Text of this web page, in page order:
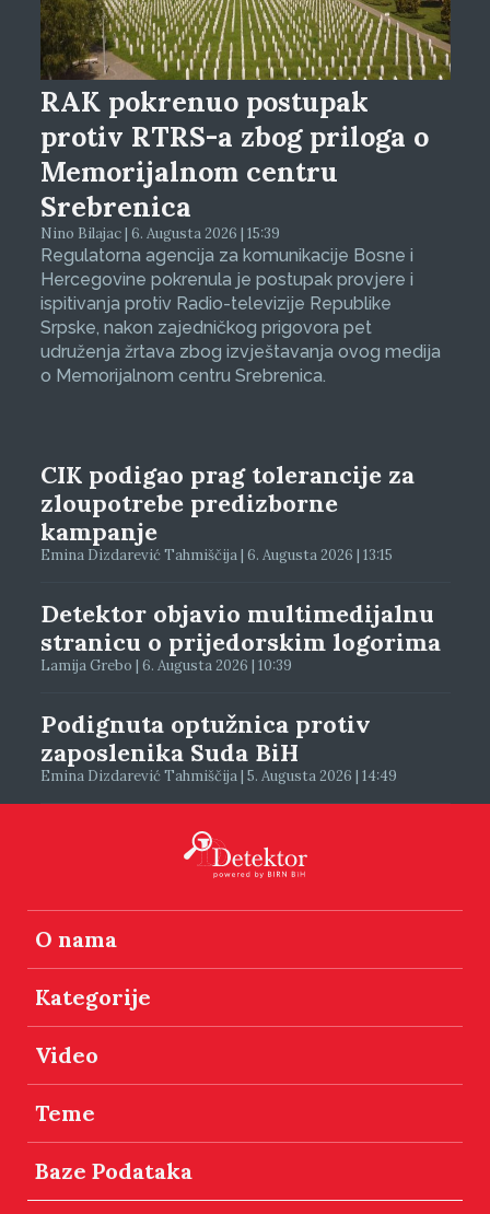
RAK pokrenuo postupak
protiv RTRS-a zbog priloga o
Memorijalnom centru
Srebrenica
Nino Bilajac | 6. Augusta 2026 | 15:39
Regulatorna agencija za komunikacije Bosne i
Hercegovine pokrenula je postupak provjere i
ispitivanja protiv Radio-televizije Republike
Srpske, nakon zajedničkog prigovora pet
udruženja žrtava zbog izvještavanja ovog medija
o Memorijalnom centru Srebrenica.
CIK podigao prag tolerancije za
zloupotrebe predizborne
kampanje
Emina Dizdarević Tahmiščija | 6. Augusta 2026 | 13:15
Detektor objavio multimedijalnu
stranicu o prijedorskim logorima
Lamija Grebo | 6. Augusta 2026 | 10:39
Podignuta optužnica protiv
zaposlenika Suda BiH
Emina Dizdarević Tahmiščija | 5. Augusta 2026 | 14:49
O nama
Kategorije
Video
Teme
Baze Podataka